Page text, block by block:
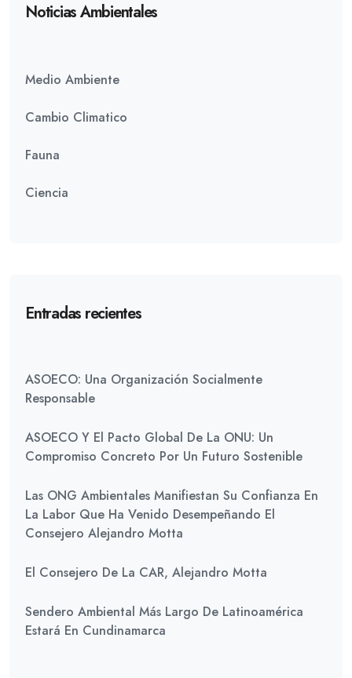
Noticias Ambientales
Medio Ambiente
Cambio Climatico
Fauna
Ciencia
Entradas recientes
ASOECO: Una Organización Socialmente
Responsable
ASOECO Y El Pacto Global De La ONU: Un
Compromiso Concreto Por Un Futuro Sostenible
Las ONG Ambientales Manifiestan Su Confianza En
La Labor Que Ha Venido Desempeñando El
Consejero Alejandro Motta
El Consejero De La CAR, Alejandro Motta
Sendero Ambiental Más Largo De Latinoamérica
Estará En Cundinamarca